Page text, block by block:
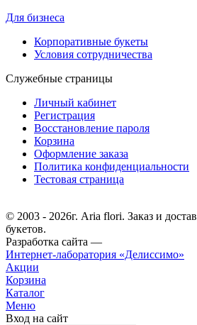
Для бизнеса
Корпоративные букеты
Условия сотрудничества
Служебные страницы
Личный кабинет
Регистрация
Восстановление пароля
Корзина
Оформление заказа
Политика конфиденциальности
Тестовая страница
© 2003 - 2026г. Aria flori. Заказ и
букетов.
Разработка сайта —
Интернет-лаборатория «Делиссимо»
Акции
Корзина
Каталог
Меню
Вход на сайт